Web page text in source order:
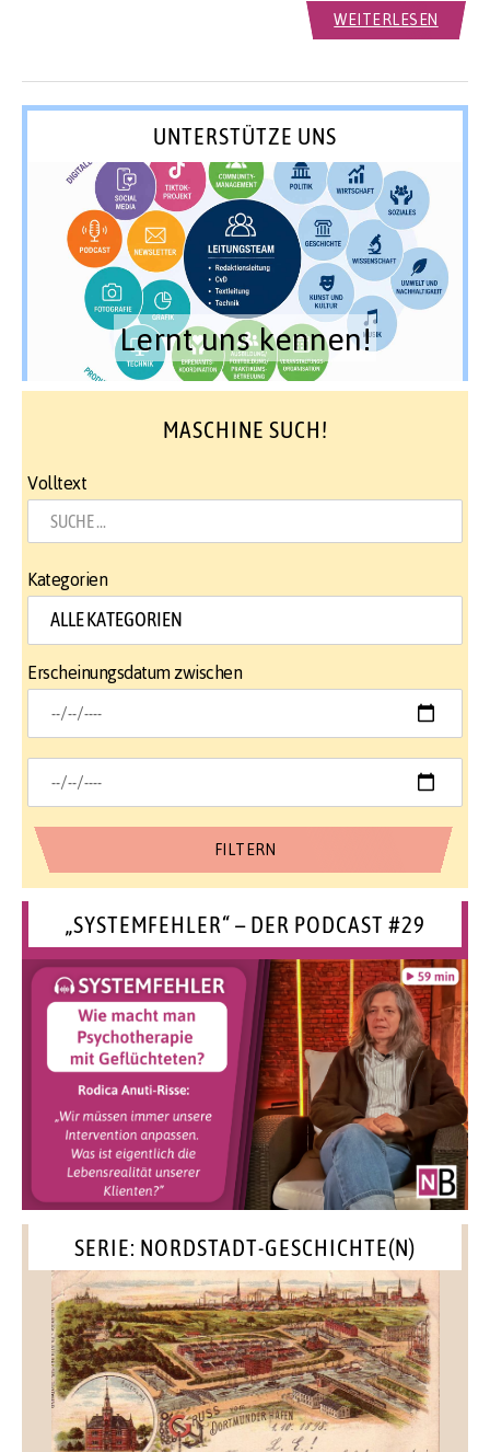
WEITERLESEN
UNTERSTÜTZE UNS
Lernt uns kennen!
MASCHINE SUCH!
Volltext
Kategorien
Erscheinungsdatum zwischen
„SYSTEMFEHLER“ – DER PODCAST #29
SERIE: NORDSTADT-GESCHICHTE(N)